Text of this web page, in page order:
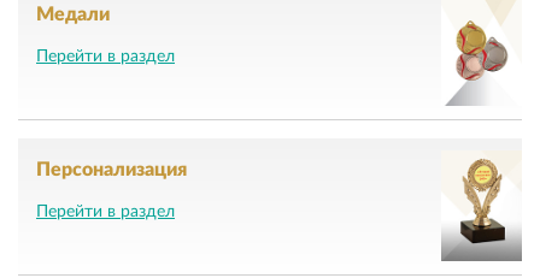
Медали
Перейти в раздел
Персонализация
Перейти в раздел